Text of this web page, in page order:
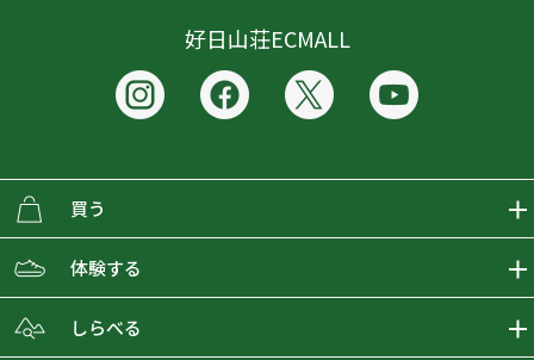
好日山荘ECMALL
買う
ECMALLの商品をさがす
取り扱いブランド一覧
体験する
おとな女子登山部
しらべる